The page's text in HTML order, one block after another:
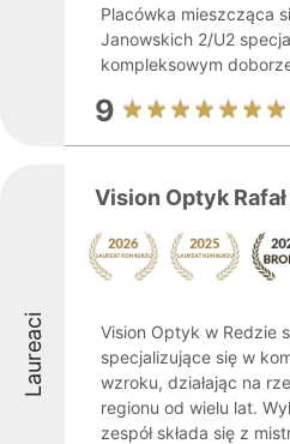
Placówka mieszcząca
Janowskich 2/U2
kompleksowym
9
Laureaci
Vision Optyk
Vision Optyk w Redzie
specjalizujące się w
wzroku, działając na
regionu od wielu lat.
zespół składa się z